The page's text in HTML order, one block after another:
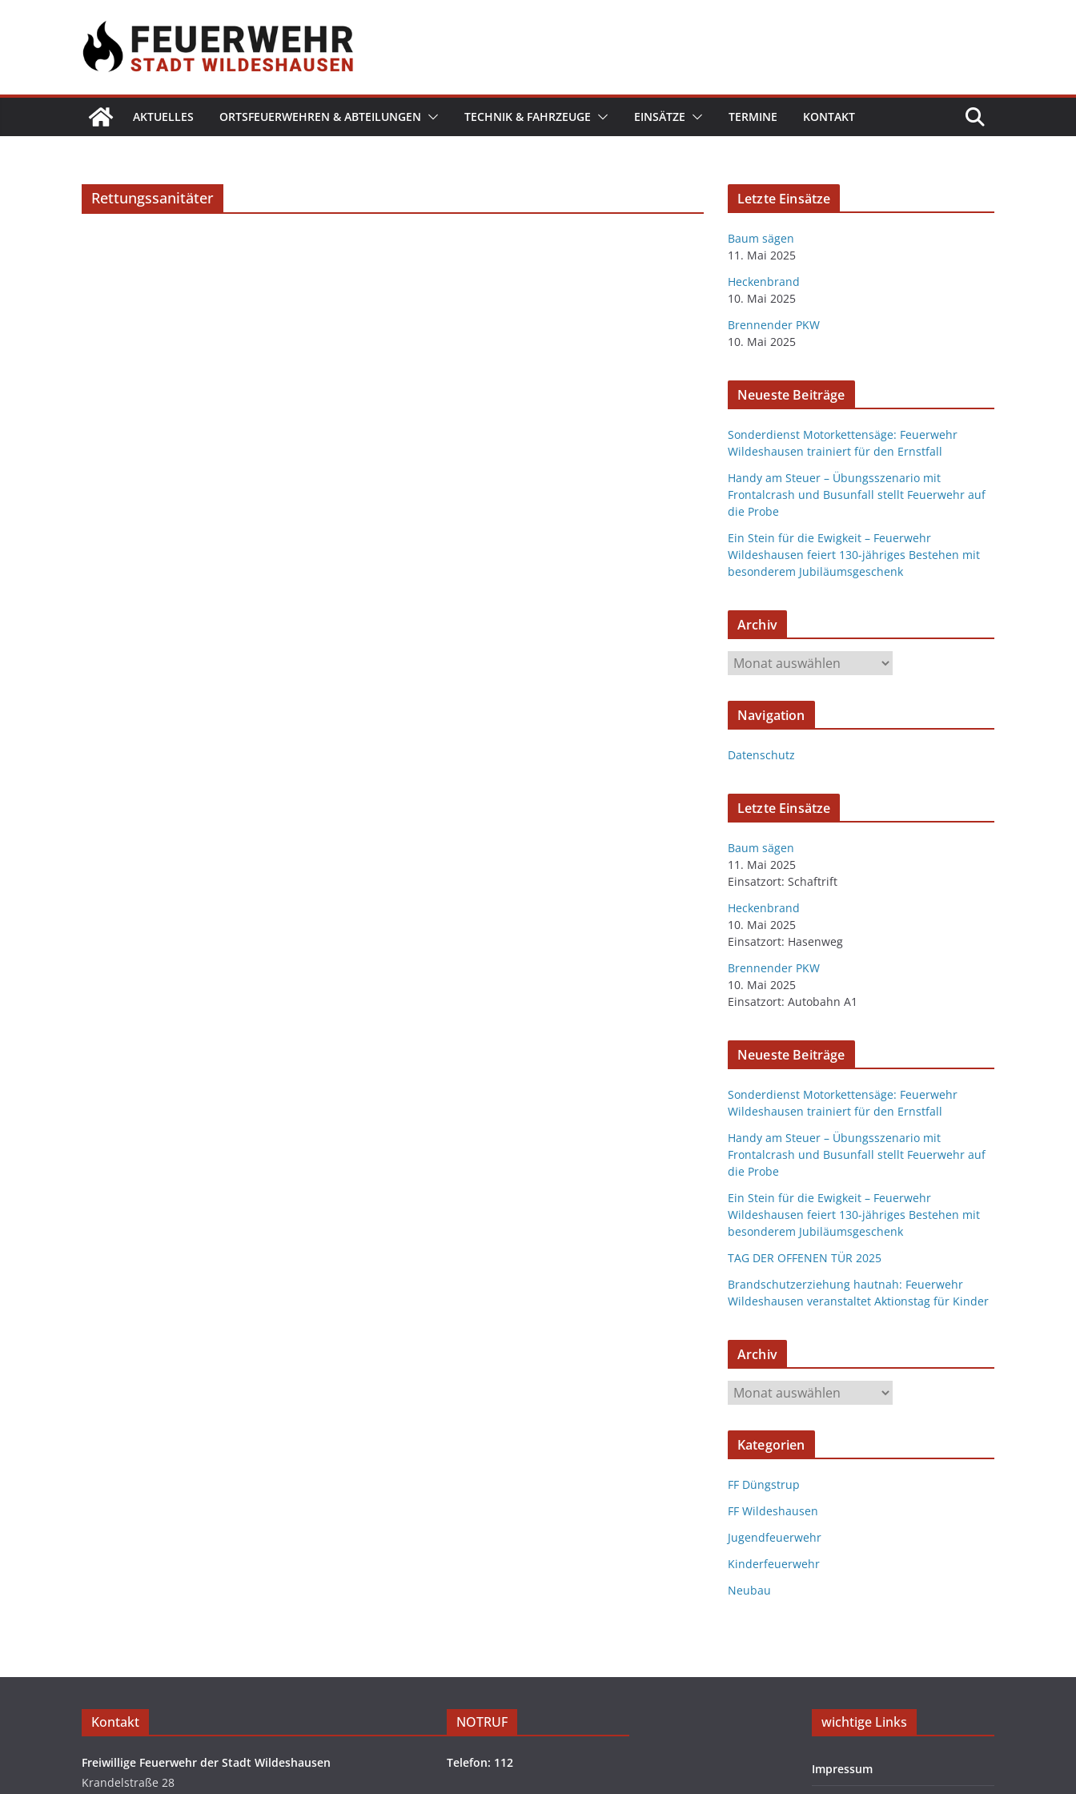
AKTUELLES ORTSFEUERWEHREN & ABTEILUNGEN TECHNIK & FAHRZEUGE EINSÄTZE TERMINE KONTAKT
Rettungssanitäter Letzte Einsätze
Baum sägen
11. Mai 2025
Heckenbrand
10. Mai 2025
Brennender PKW
10. Mai 2025
Neueste Beiträge
Sonderdienst Motorkettensäge: Feuerwehr
Wildeshausen trainiert für den Ernstfall
Handy am Steuer – Übungsszenario mit
Frontalcrash und Busunfall stellt Feuerwehr auf
die Probe
Ein Stein für die Ewigkeit – Feuerwehr
Wildeshausen feiert 130-jähriges Bestehen mit
besonderem Jubiläumsgeschenk
Archiv
Navigation
Datenschutz
Letzte Einsätze
Baum sägen
11. Mai 2025
Einsatzort: Schaftrift
Heckenbrand
10. Mai 2025
Einsatzort: Hasenweg
Brennender PKW
10. Mai 2025
Einsatzort: Autobahn A1
Neueste Beiträge
Sonderdienst Motorkettensäge: Feuerwehr
Wildeshausen trainiert für den Ernstfall
Handy am Steuer – Übungsszenario mit
Frontalcrash und Busunfall stellt Feuerwehr auf
die Probe
Ein Stein für die Ewigkeit – Feuerwehr
Wildeshausen feiert 130-jähriges Bestehen mit
besonderem Jubiläumsgeschenk
TAG DER OFFENEN TÜR 2025
Brandschutzerziehung hautnah: Feuerwehr
Wildeshausen veranstaltet Aktionstag für Kinder
Archiv
Kategorien
FF Düngstrup
FF Wildeshausen
Jugendfeuerwehr
Kinderfeuerwehr
Neubau
Kontakt
Freiwillige Feuerwehr der Stadt Wildeshausen
Krandelstraße 28
NOTRUF
Telefon: 112
wichtige Links
Impressum